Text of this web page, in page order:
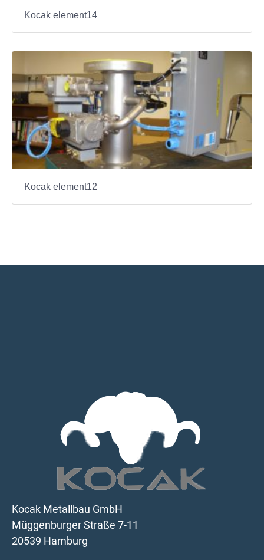
Kocak element14
Kocak element12
Kocak Metallbau GmbH
Müggenburger Straße 7-11
20539 Hamburg